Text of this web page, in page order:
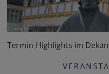
Termin-Highlights im